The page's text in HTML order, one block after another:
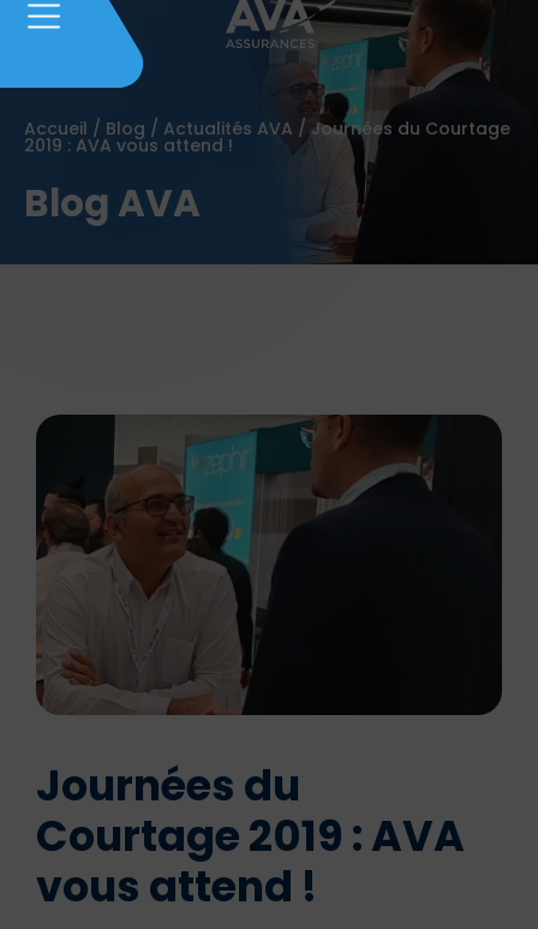
Accueil / Blog / Actualités AVA / Journées du Courtage
2019 : AVA vous attend !
Blog AVA
Journées du
Courtage 2019 : AVA
vous attend !